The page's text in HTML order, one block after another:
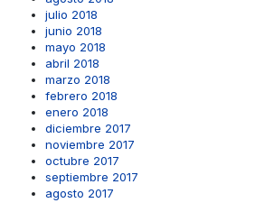
julio 2018
junio 2018
mayo 2018
abril 2018
marzo 2018
febrero 2018
enero 2018
diciembre 2017
noviembre 2017
octubre 2017
septiembre 2017
agosto 2017